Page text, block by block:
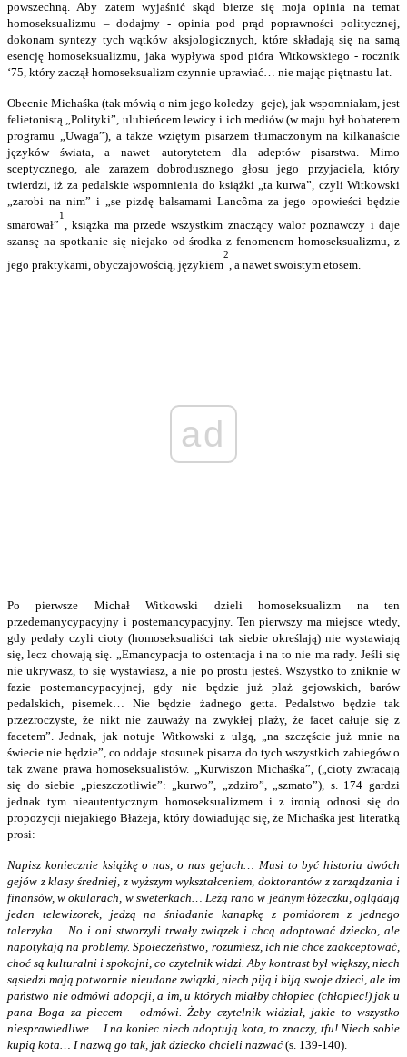
powszechną. Aby zatem wyjaśnić skąd bierze się moja opinia na temat
homoseksualizmu – dodajmy - opinia pod prąd poprawności politycznej,
dokonam syntezy tych wątków aksjologicznych, które składają się na samą
esencję homoseksualizmu, jaka wypływa spod pióra Witkowskiego - rocznik
‘75, który zaczął homoseksualizm czynnie uprawiać… nie mając piętnastu lat.
Obecnie Michaśka (tak mówią o nim jego koledzy–geje), jak wspomniałam, jest
felietonistą „Polityki”, ulubieńcem lewicy i ich mediów (w maju był bohaterem
programu „Uwaga”), a także wziętym pisarzem tłumaczonym na kilkanaście
języków świata, a nawet autorytetem dla adeptów pisarstwa. Mimo
sceptycznego, ale zarazem dobrodusznego głosu jego przyjaciela, który
twierdzi, iż za pedalskie wspomnienia do książki „ta kurwa”, czyli Witkowski
„zarobi na nim” i „se pizdę balsamami Lancôma za jego opowieści będzie
smarował”
1
, książka ma przede wszystkim znaczący walor poznawczy i daje
szansę na spotkanie się niejako od środka z fenomenem homoseksualizmu, z
jego praktykami, obyczajowością, językiem
2
, a nawet swoistym etosem.
ad
Po pierwsze Michał Witkowski dzieli homoseksualizm na ten
przedemanycypacyjny i postemancypacyjny. Ten pierwszy ma miejsce wtedy,
gdy pedały czyli cioty (homoseksualiści tak siebie określają) nie wystawiają
się, lecz chowają się. „Emancypacja to ostentacja i na to nie ma rady. Jeśli się
nie ukrywasz, to się wystawiasz, a nie po prostu jesteś. Wszystko to zniknie w
fazie postemancypacyjnej, gdy nie będzie już plaż gejowskich, barów
pedalskich, pisemek… Nie będzie żadnego getta. Pedalstwo będzie tak
przezroczyste, że nikt nie zauważy na zwykłej plaży, że facet całuje się z
facetem”. Jednak, jak notuje Witkowski z ulgą, „na szczęście już mnie na
świecie nie będzie”, co oddaje stosunek pisarza do tych wszystkich zabiegów o
tak zwane prawa homoseksualistów. „Kurwiszon Michaśka”, („cioty zwracają
się do siebie „pieszczotliwie”: „kurwo”, „zdziro”, „szmato”), s. 174 gardzi
jednak tym nieautentycznym homoseksualizmem i z ironią odnosi się do
propozycji niejakiego Błażeja, który dowiadując się, że Michaśka jest literatką
prosi:
Napisz koniecznie książkę o nas, o nas gejach… Musi to być historia dwóch
gejów z klasy średniej, z wyższym wykształceniem, doktorantów z zarządzania i
finansów, w okularach, w sweterkach… Leżą rano w jednym łóżeczku, oglądają
jeden telewizorek, jedzą na śniadanie kanapkę z pomidorem z jednego
talerzyka… No i oni stworzyli trwały związek i chcą adoptować dziecko, ale
napotykają na problemy. Społeczeństwo, rozumiesz, ich nie chce zaakceptować,
choć są kulturalni i spokojni, co czytelnik widzi. Aby kontrast był większy, niech
sąsiedzi mają potwornie nieudane związki, niech piją i biją swoje dzieci, ale im
państwo nie odmówi adopcji, a im, u których miałby chłopiec (chłopiec!) jak u
pana Boga za piecem – odmówi. Żeby czytelnik widział, jakie to wszystko
niesprawiedliwe… I na koniec niech adoptują kota, to znaczy, tfu! Niech sobie
kupią kota… I nazwą go tak, jak dziecko chcieli nazwać (s. 139-140).